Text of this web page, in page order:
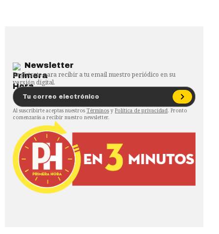
Newsletter
Regístrate para recibir a tu email nuestro periódico en su
versión digital.
Al suscribirte aceptas nuestros Términos y Política de privacidad. Pronto
comenzarás a recibir nuestro newsletter.